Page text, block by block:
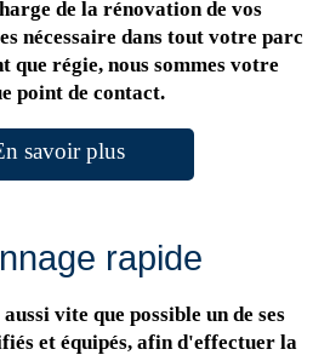
de la rénovation de vos
nécessaire dans tout votre parc
que régie, nous sommes votre
point de contact.
savoir plus
rapide
vite que possible un de ses
et équipés, afin d'effectuer la